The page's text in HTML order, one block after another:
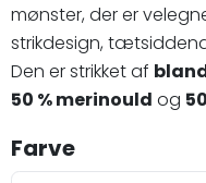
mønster, der er
strikdesign,
Den er strikket af
50 % merinould og
Farve